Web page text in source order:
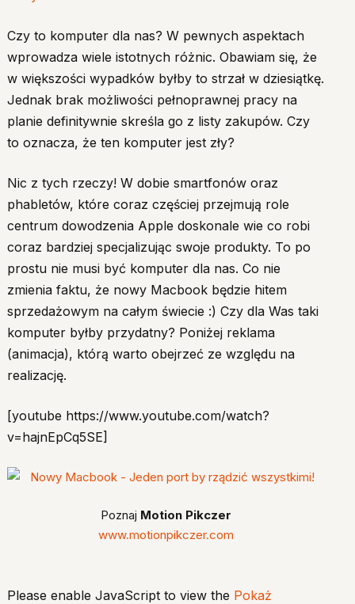
Czy to komputer dla nas? W pewnych aspektach
wprowadza wiele istotnych różnic. Obawiam się, że
w większości wypadków byłby to strzał w dziesiątkę.
Jednak brak możliwości pełnoprawnej pracy na
planie definitywnie skreśla go z listy zakupów. Czy
to oznacza, że ten komputer jest zły?
Nic z tych rzeczy! W dobie smartfonów oraz
phabletów, które coraz częściej przejmują role
centrum dowodzenia Apple doskonale wie co robi
coraz bardziej specjalizując swoje produkty. To po
prostu nie musi być komputer dla nas. Co nie
zmienia faktu, że nowy Macbook będzie hitem
sprzedażowym na całym świecie :) Czy dla Was taki
komputer byłby przydatny? Poniżej reklama
(animacja), którą warto obejrzeć ze względu na
realizację.
[youtube https://www.youtube.com/watch?
v=hajnEpCq5SE]
Poznaj Motion Pikczer
www.motionpikczer.com
Please enable JavaScript to view the Pokaż